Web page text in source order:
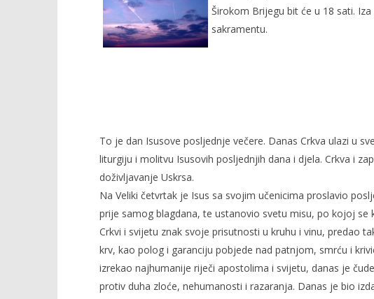
Rafaela
2007.
Rafaela
Širokom Brijegu bit će u 18 sati.
sakramentu.
To je dan Isusove posljednje večere. Danas Crkva ulazi u
liturgiju i molitvu Isusovih posljednjih dana i djela. Crkva i
doživljavanje Uskrsa.
Na Veliki četvrtak je Isus sa svojim učenicima proslavio
prije samog blagdana, te ustanovio svetu misu, po kojoj
Crkvi i svijetu znak svoje prisutnosti u kruhu i vinu, predao
krv, kao polog i garanciju pobjede nad patnjom, smrću i
izrekao najhumanije riječi apostolima i svijetu, danas je
protiv duha zloće, nehumanosti i razaranja. Danas je bio